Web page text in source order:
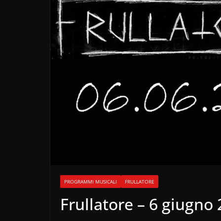
PROGRAMMI MUSICALI FRULLATORE
Frullatore – 6 giugno